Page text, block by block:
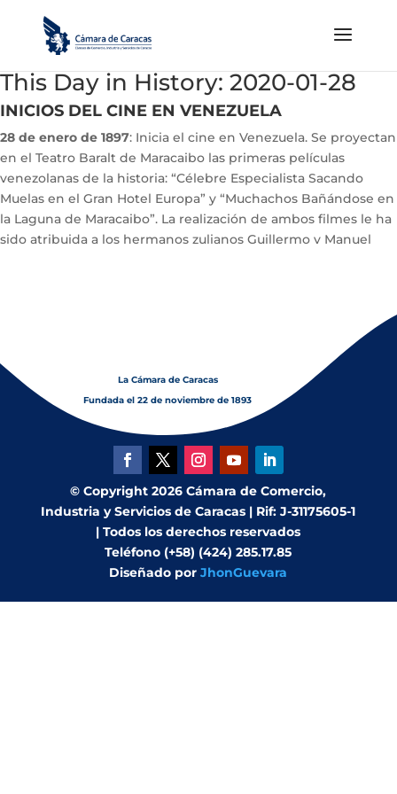
This Day in History: 2020-01-28
INICIOS DEL CINE EN VENEZUELA
28 de enero de 1897: Inicia el cine en Venezuela. Se proyectan
en el Teatro Baralt de Maracaibo las primeras películas
venezolanas de la historia: “Célebre Especialista Sacando
Muelas en el Gran Hotel Europa” y “Muchachos Bañándose en
la Laguna de Maracaibo”. La realización de ambos filmes le ha
sido atribuida a los hermanos zulianos Guillermo y Manuel
La Cámara de Caracas
Fundada el 22 de noviembre de 1893
© Copyright 2026 Cámara de Comercio,
Industria y Servicios de Caracas | Rif: J-31175605-1
| Todos los derechos reservados
Teléfono (+58) (424) 285.17.85
Diseñado porJhonGuevara